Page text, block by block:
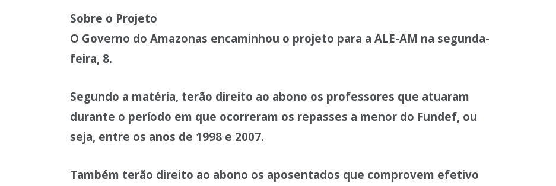
Sobre o Projeto
O Governo do Amazonas encaminhou o projeto para a ALE-AM na segunda-
feira, 8.
Segundo a matéria, terão direito ao abono os professores que atuaram
durante o período em que ocorreram os repasses a menor do Fundef, ou
seja, entre os anos de 1998 e 2007.
Também terão direito ao abono os aposentados que comprovem efetivo